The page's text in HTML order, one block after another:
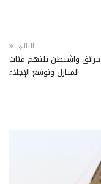
التالى
حرائق واشنطن تلتهم مئات
المنازل وتوسع الإجلاء